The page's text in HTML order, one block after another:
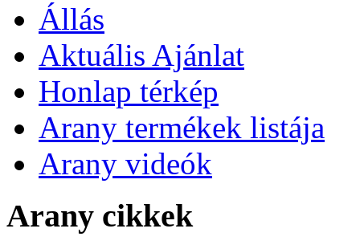
Állás
Aktuális Ajánlat
Honlap térkép
Arany termékek listája
Arany videók
Arany cikkek